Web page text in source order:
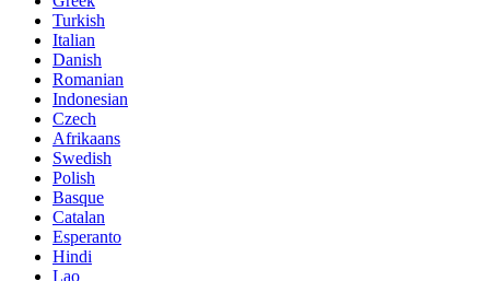
Turkish
Italian
Danish
Romanian
Indonesian
Czech
Afrikaans
Swedish
Polish
Basque
Catalan
Esperanto
Hindi
Lao